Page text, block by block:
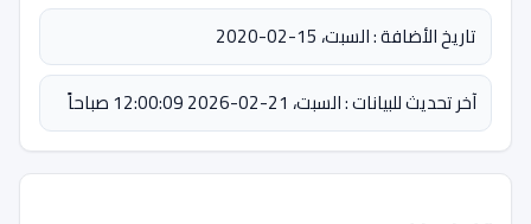
تاريخ الأضافة : السبت، 15-02-2020
آخر تحديث للبيانات : السبت، 21-02-2026 12:00:09 صباحاً